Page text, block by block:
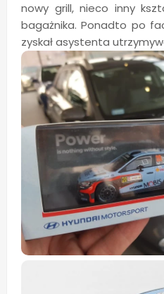
nowy grill, nieco inny
bagażnika. Ponadto po
zyskał asystenta